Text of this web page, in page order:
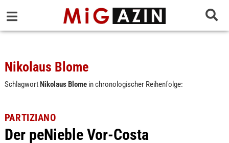
Nikolaus Blome
SchlagwortNikolaus Blomein chronologischer Reihenfolge:
PARTIZIANO
Der peNieble Vor-Costa